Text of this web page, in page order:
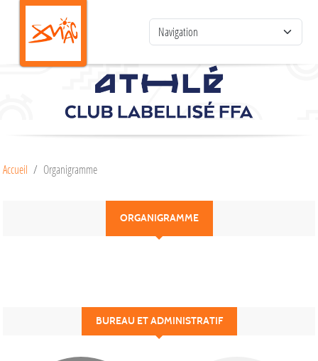
Accueil Organigramme
ORGANIGRAMME
BUREAU ET ADMINISTRATIF
Panneau de gestion des cookies